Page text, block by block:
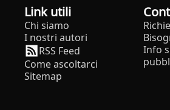
Link utili
Chi siamo
I nostri autori
RSS Feed
Come ascoltarci
Sitemap
Info